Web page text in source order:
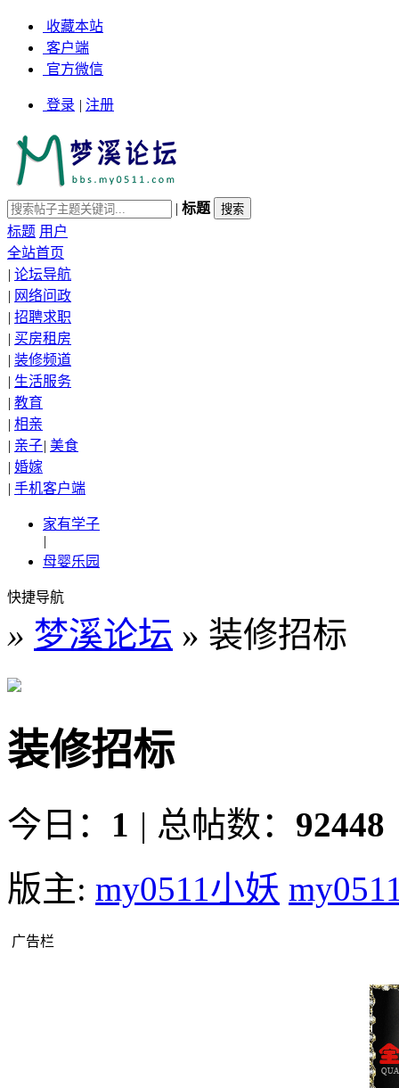
收藏本站
客户端
官方微信
登录 | 注册
| 标题
标题 用户
全站首页
| 论坛导航
| 网络问政
| 招聘求职
| 买房租房
| 装修频道
| 生活服务
| 教育
| 相亲
| 亲子| 美食
| 婚嫁
| 手机客户端
家有学子
|
母婴乐园
快捷导航
» 梦溪论坛 » 装修招标
装修招标
今日： 1 | 总帖数： 92448
版主: my0511小妖
广告栏